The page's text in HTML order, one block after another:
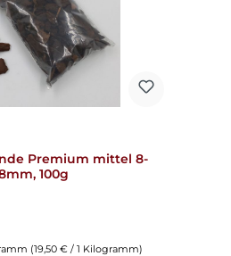
Premium mittel 8-
100g
(19,50 € / 1 Kilogramm)